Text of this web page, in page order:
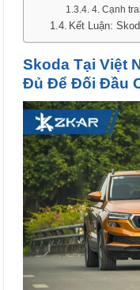
4. Cạnh
Kết Luận:
Skoda Tại Việt
Đủ Để Đối Đầu